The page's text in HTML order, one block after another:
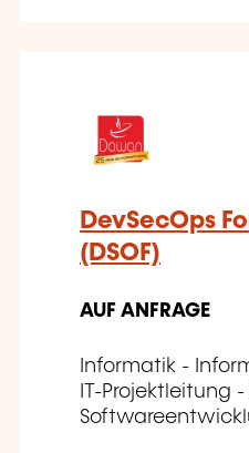
DevSecOps
(DSOF)
AUF ANFRAGE
Informatik -
IT-Projektleitung